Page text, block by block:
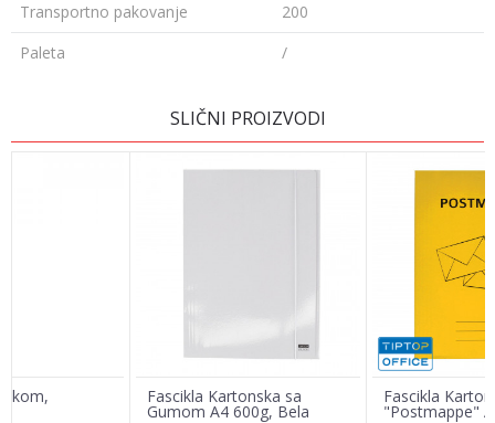
Transportno pakovanje
200
Paleta
/
SLIČNI PROIZVODI
Fascikla Kartonska sa
Gumom A4 600g, Bela
Fascikla
"Postmappe"